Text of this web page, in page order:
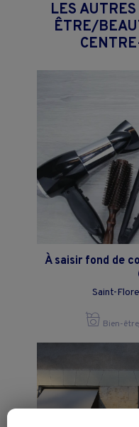
LES
ÊTRE/
À saisir fond de
Saint-
Bien-